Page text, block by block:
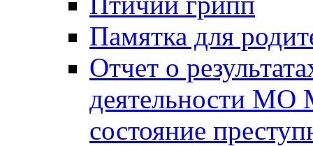
Памятка для
Отчет о
деятельности МО
состояние